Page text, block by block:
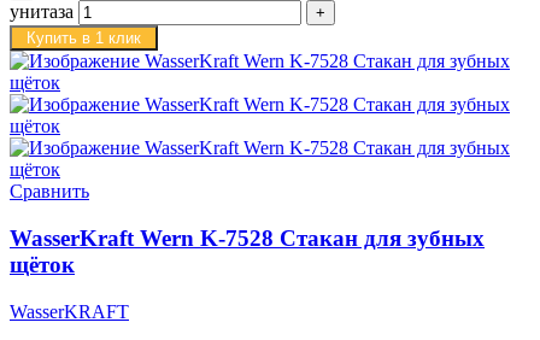
унитаза
Купить в 1 клик
Сравнить
WasserKraft Wern K-7528 Стакан для зубных
щёток
WasserKRAFT